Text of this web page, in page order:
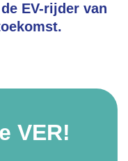
EV-rijder van
VER!